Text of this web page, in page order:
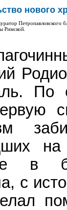
нового
Римской.
По
в
с